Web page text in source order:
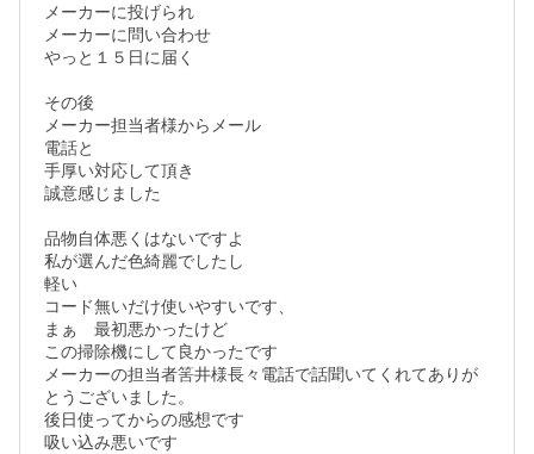
メーカーに投げられ
メーカーに問い合わせ
やっと１５日に届く
その後
メーカー担当者様からメール
電話と
手厚い対応して頂き
誠意感じました
品物自体悪くはないですよ
私が選んだ色綺麗でしたし
軽い
コード無いだけ使いやすいです、
まぁ　最初悪かったけど
この掃除機にして良かったです
メーカーの担当者筈井様長々電話で話聞いてくれてありが
とうございました。
後日使ってからの感想です
吸い込み悪いです